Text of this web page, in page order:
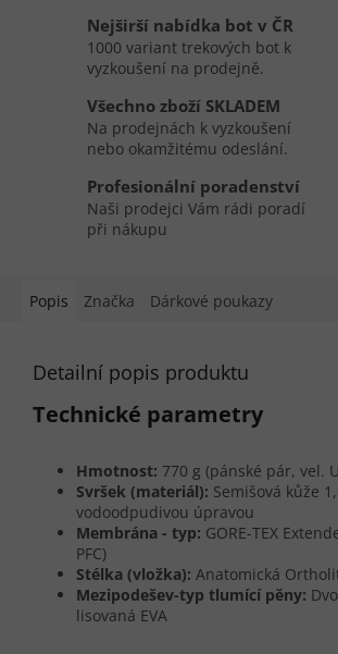
Nejširší nabídka bot v ČR
1000 variant trekových bot k
vyzkoušení na prodejně.
Všechno zboží SKLADEM
Na prodejnách k vyzkoušení
nebo okamžitému odeslání.
Profesionální poradenství
Naši prodejci Vám rádi poradí
při nákupu
Popis Značka Dárkové poukazy
Detailní popis produktu
Technické parametry
Hmotnost: 770 g (pánské pár, vel.
Svršek (materiál): Semišová kůže
vodoodpudivou úpravou
Membrána - typ: GORE-TEX
PFC)
Stélka (vložka): Anatomická
Mezipodešev-typ tlumící pěny:
lisovaná EVA